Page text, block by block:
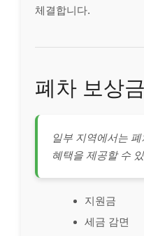
체결합니다.
폐차 보상
일부 지역에서는
혜택을 제공할 수
지원금
세금 감면